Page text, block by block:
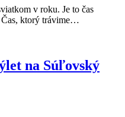
v roku. Je to čas
Čas, ktorý trávime…
na Súľovský